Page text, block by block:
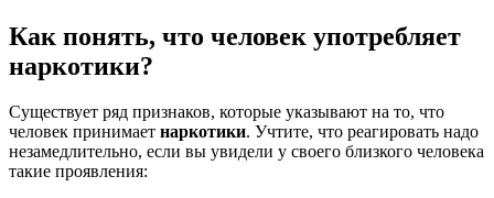
Как понять, что человек употребляет
наркотики?
Существует ряд признаков, которые указывают на то, что
человек принимает наркотики. Учтите, что реагировать надо
незамедлительно, если вы увидели у своего близкого человека
такие проявления: